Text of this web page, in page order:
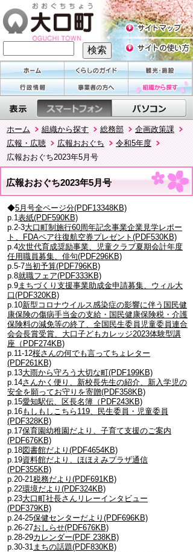
ホーム 組織から探す 総務部
企画政策課
広報・広聴
広報おおぐち
令和5年度
広報おおぐち2023年5月号
広報おおぐち2023年5月号
◆5月号全ページ分(PDF13348KB)
p.1表紙(PDF590KB)
p.2-3大口町制施行60周年記念事業企業見学レポー
ト、FDAペア往復航空券プレゼント(PDF530KB)
p.4次世代育成奨励事業、児童クラブ夏期会計年度
任用職員募集、俳句(PDF296KB)
p.5-7当初予算(PDF796KB)
p.8就職フェア(PDF333KB)
p.9まちづくり支援事業助成金申請募集、ウィル大
口(PDF320KB)
p.10新型コロナウイルス感染症の影響に伴う国民健
康保険の傷病手当金の支給・国民健康保険税・介護
保険料の減免等の終了、全国民生委員児童委員連合
会会長賞受賞、大口子どもカレッジ2023体験型講
座（PDF274KB)
p.11-12桜さんの何でも言ってちょレター
(PDF261KB)
p.13大雨から守ろう大切な町(PDF199KB)
p.14さんかく便り、新校長先生の紹介、新入学児の
安全を願ってお守りを寄贈(PDF358KB)
p.15愛知駅伝、区長名簿（PDF243KB)
p.16もしもしこちら119、民生委員・児童委員
(PDF328KB)
p.17保育園幼稚園だより、子育て支援のご案内
(PDF676KB)
p.18図書館だより(PDF4654KB)
p.19資料館だより、ほほえみプラザ通信
(PDF355KB)
p.20-21税務だより(PDF691KB)
p.22環境だより(PDF324KB)
p.23大口町社長さんリレーインタビュー
(PDF379KB)
p.24-25保健センターだより(PDF696KB)
p.26-27おしらせ(PDF676KB)
p.28-29カレンダー(PDF 238KB)
p.30-31まちの話題(PDF830KB)